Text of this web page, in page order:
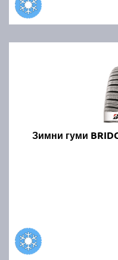
Зимни гуми